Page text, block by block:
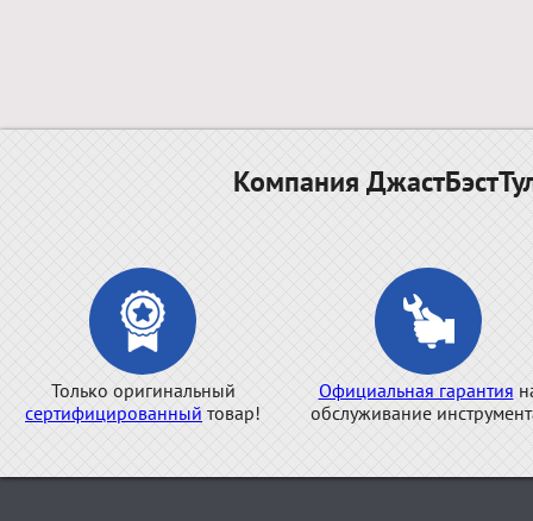
Компания
Только оригинальный
сертифицированный товар!
Официальная гарантия
обслуживание